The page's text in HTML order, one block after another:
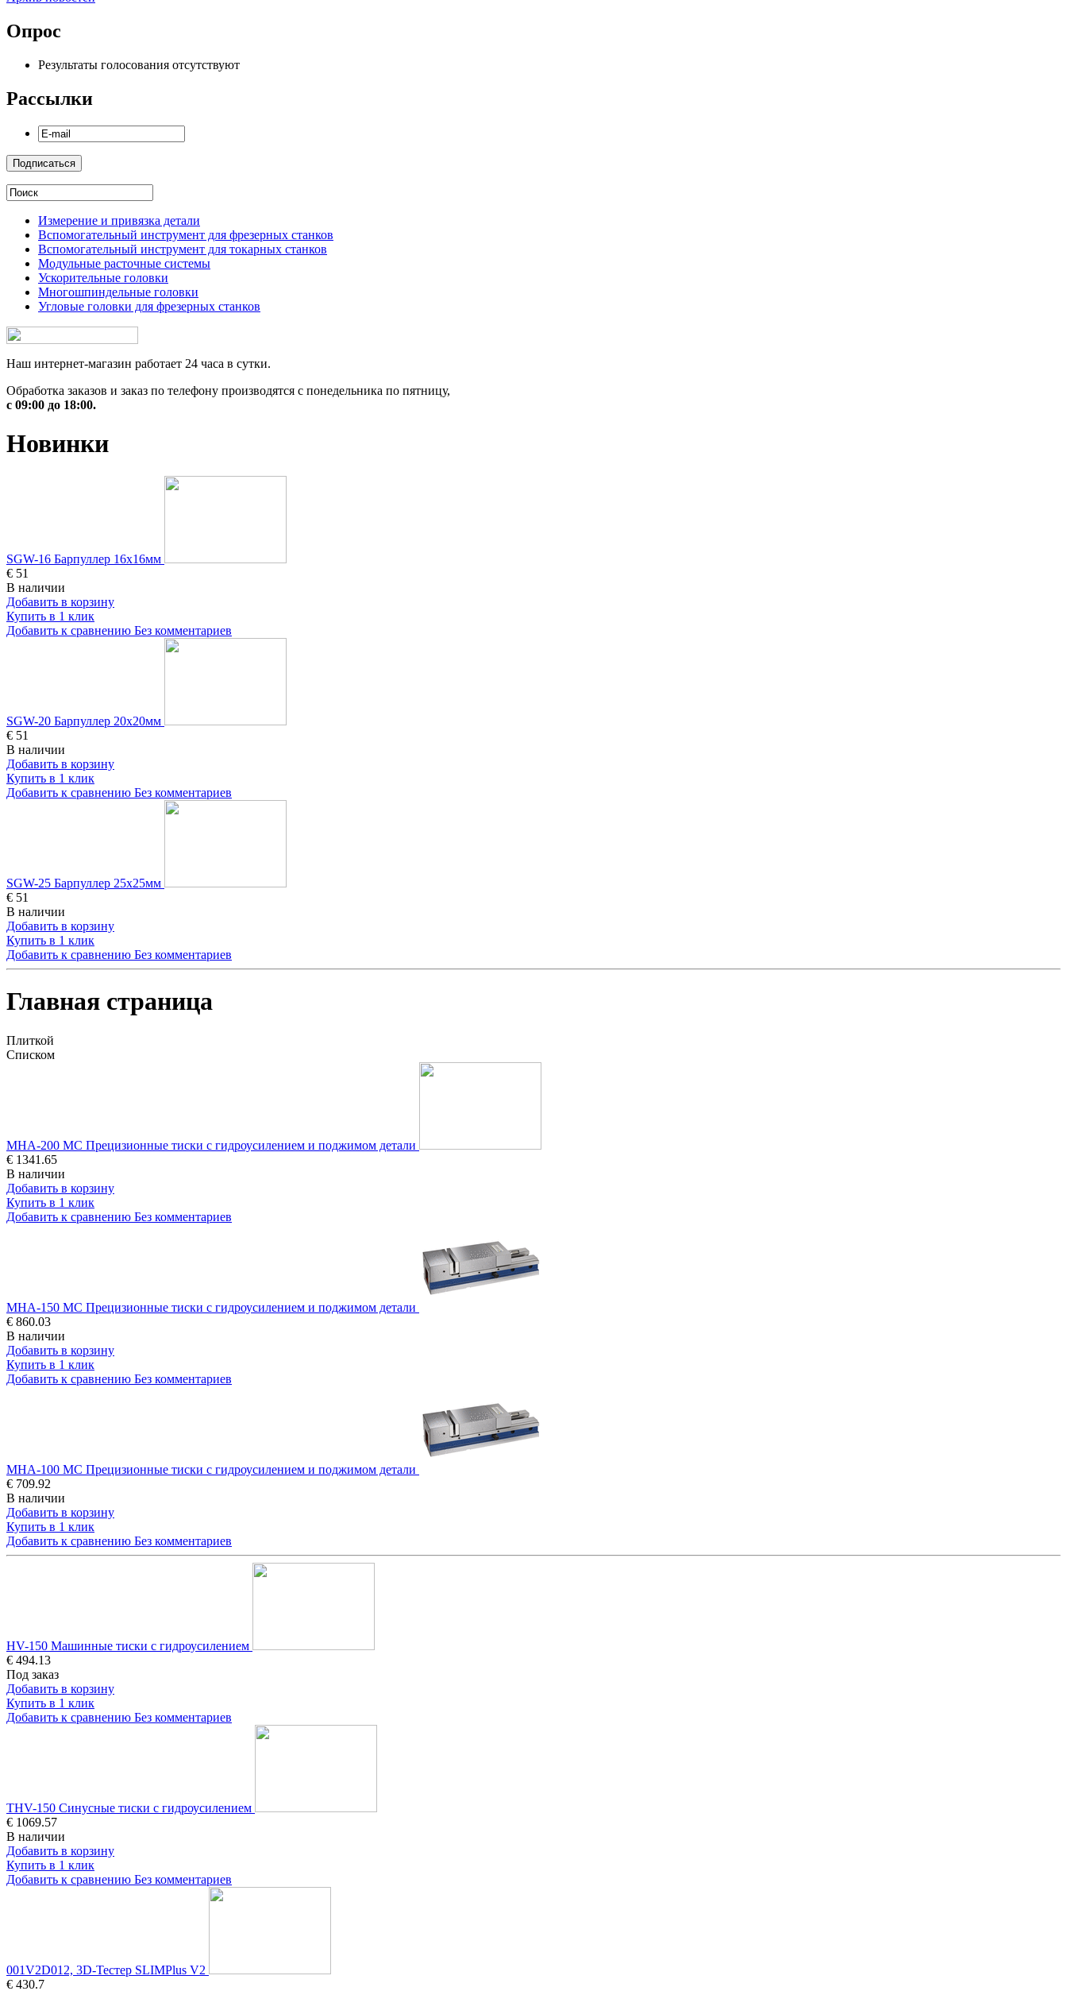
Опрос
Результаты голосования отсутствуют
Рассылки
Измерение и привязка детали
Вспомогательный инструмент для фрезерных станков
Вспомогательный инструмент для токарных станков
Модульные расточные системы
Ускорительные головки
Многошпиндельные головки
Угловые головки для фрезерных станков
Наш интернет-магазин работает 24 часа в сутки.
Обработка заказов и заказ по телефону производятся с понедельника по пятницу,
с 09:00 до 18:00.
Новинки
SGW-16 Барпуллер 16х16мм
€ 51
В наличии
Добавить в корзину
Купить в 1 клик
Добавить к сравнению Без комментариев
SGW-20 Барпуллер 20х20мм
€ 51
В наличии
Добавить в корзину
Купить в 1 клик
Добавить к сравнению Без комментариев
SGW-25 Барпуллер 25х25мм
€ 51
В наличии
Добавить в корзину
Купить в 1 клик
Добавить к сравнению Без комментариев
Главная страница
Плиткой
Списком
MHA-200 MC Прецизионные тиски с гидроусилением и поджимом детали
€ 1341.65
В наличии
Добавить в корзину
Купить в 1 клик
Добавить к сравнению Без комментариев
MHA-150 MC Прецизионные тиски с гидроусилением и поджимом детали
€ 860.03
В наличии
Добавить в корзину
Купить в 1 клик
Добавить к сравнению Без комментариев
MHA-100 MC Прецизионные тиски с гидроусилением и поджимом детали
€ 709.92
В наличии
Добавить в корзину
Купить в 1 клик
Добавить к сравнению Без комментариев
HV-150 Машинные тиски с гидроусилением
€ 494.13
Под заказ
Добавить в корзину
Купить в 1 клик
Добавить к сравнению Без комментариев
THV-150 Синусные тиски с гидроусилением
€ 1069.57
В наличии
Добавить в корзину
Купить в 1 клик
Добавить к сравнению Без комментариев
001V2D012, 3D-Тестер SLIMPlus V2
€ 430.7